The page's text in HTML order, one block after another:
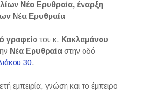
Νέα Ερυθραία, έναρξη
Νέα Ερυθραία
γραφείο του κ. Κακλαμάνου
Νέα Ερυθραία στην οδό
30.
εμπειρία, γνώση και το έμπειρο